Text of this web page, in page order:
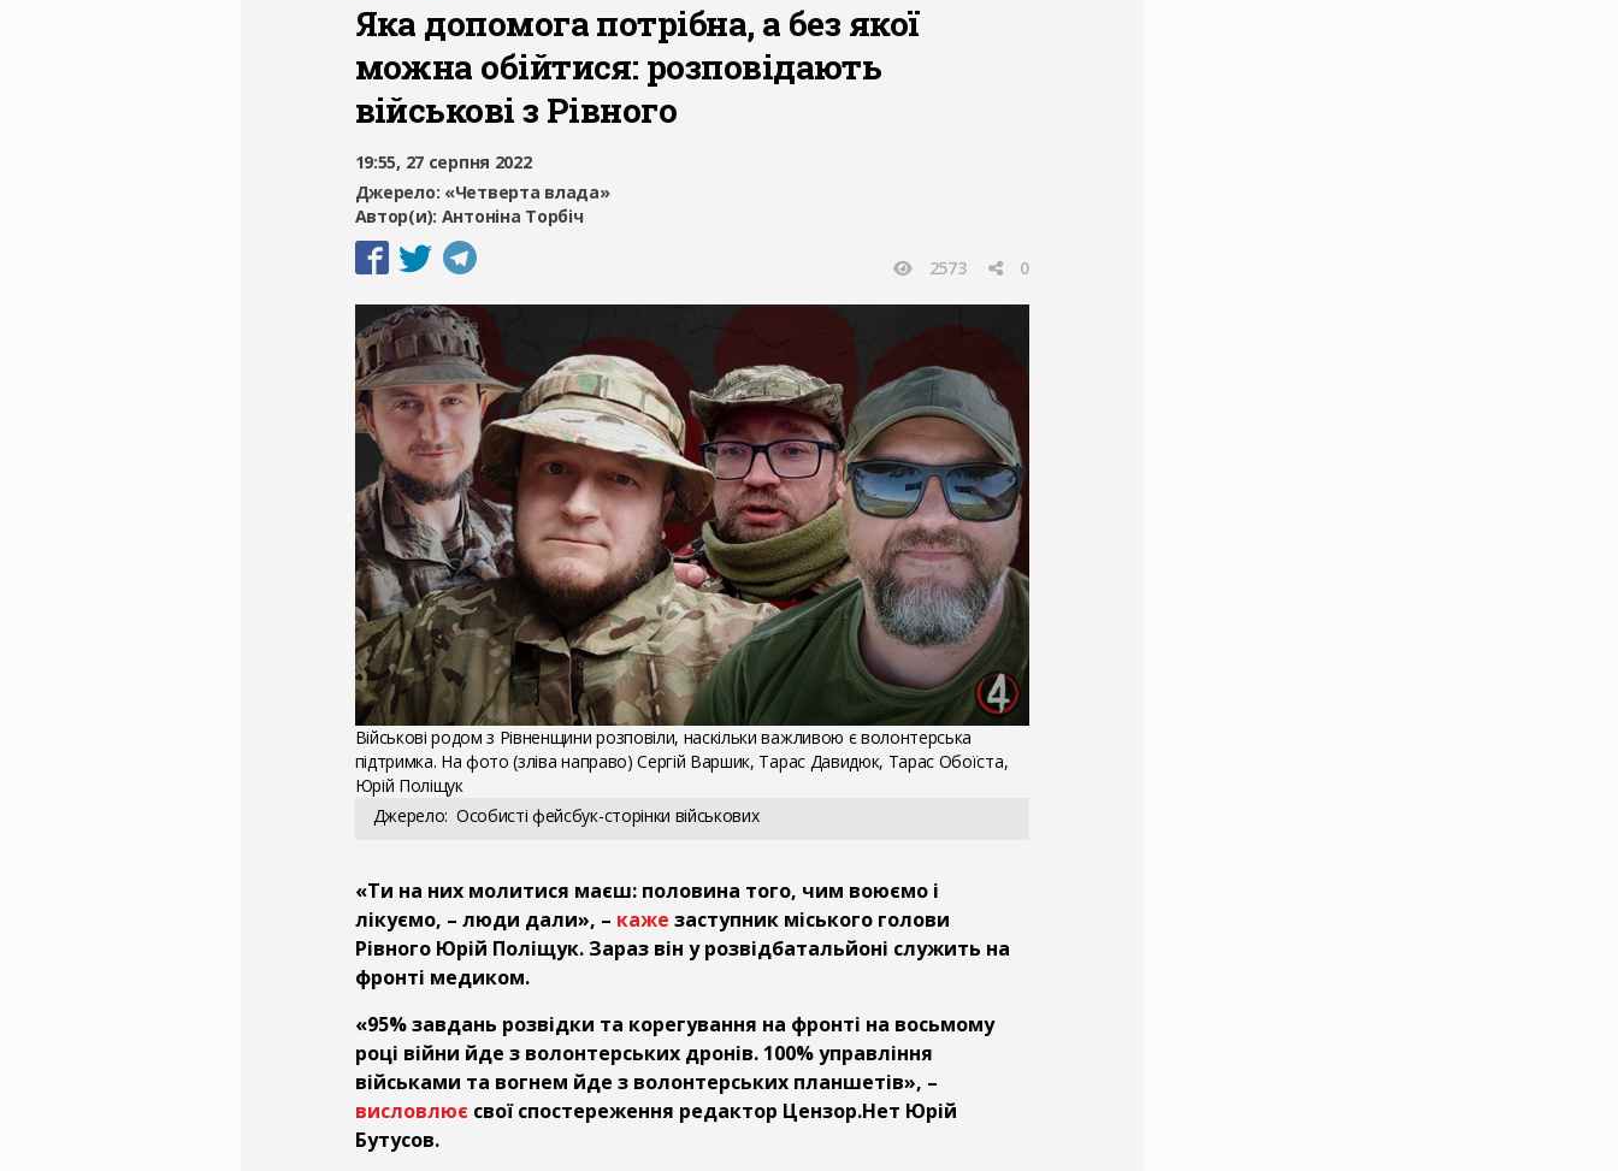
Яка допомога потрібна, а без якої
можна обійтися: розповідають
військові з Рівного
19:55, 27 серпня 2022
Джерело: «Четверта влада»
Автор(и): Антоніна Торбіч
2573 0
Військові родом з Рівненщини розповіли, наскільки важливою є волонтерська
підтримка. На фото (зліва направо) Сергій Варшик, Тарас Давидюк, Тарас Обоїста,
Юрій Поліщук
Джерело Особисті фейсбук-сторінки військових
«Ти на них молитися маєш: половина того, чим воюємо і
лікуємо, – люди дали», – каже заступник міського голови
Рівного Юрій Поліщук. Зараз він у розвідбатальйоні служить на
фронті медиком.
«95% завдань розвідки та корегування на фронті на восьмому
році війни йде з волонтерських дронів. 100% управління
військами та вогнем йде з волонтерських планшетів», –
висловлює свої спостереження редактор Цензор.Нет Юрій
Бутусов.